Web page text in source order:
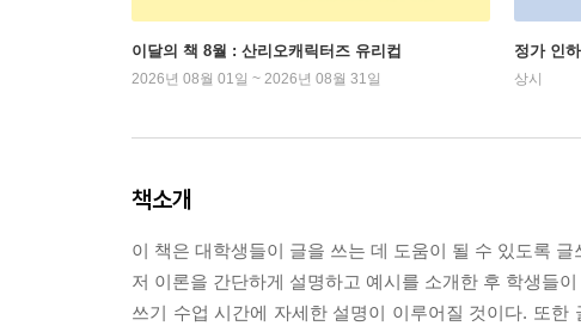
이달의 책 8월 : 산리오캐릭터즈 유리컵
2026년 08월 01일 ~ 2026년 08월 31일
정가 인
상시
책소개
이 책은 대학생들이 글을 쓰는 데 도움이 될 수 있도록
저 이론을 간단하게 설명하고 예시를 소개한 후 학생들
쓰기 수업 시간에 자세한 설명이 이루어질 것이다. 또